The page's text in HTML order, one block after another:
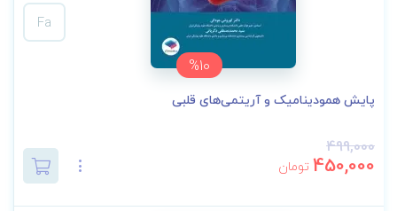
%10
Fa
پایش همودینامیک و آریتمی‌های قلبی
499,000
450,000 تومان